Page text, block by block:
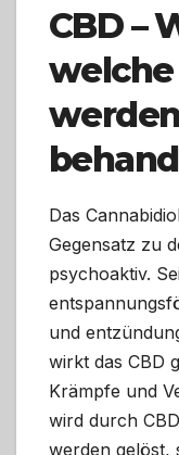
CBD –
Das
Gegensatz zu
psychoaktiv.
und
wirkt das CBD
Krämpfe und
wird durch
werden gelöst,